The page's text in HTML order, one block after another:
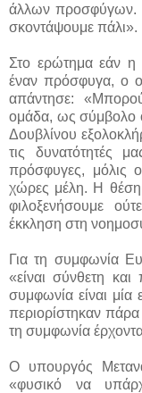
άλλων προσφύγων.
σκοντάψουμε πάλι».
Στο ερώτημα εάν η
έναν πρόσφυγα, ο
απάντησε:
ομάδα, ως σύμβολο
Δουβλίνου
τις δυνατότητές
πρόσφυγες, μόλις
χώρες μέλη. Η θέση
φιλοξενήσουμε
έκκληση στη
Για τη συμφωνία
«είναι σύνθετη
συμφωνία είναι μία
περιορίστηκαν
τη συμφωνία
Ο υπουργός
«φυσικό να